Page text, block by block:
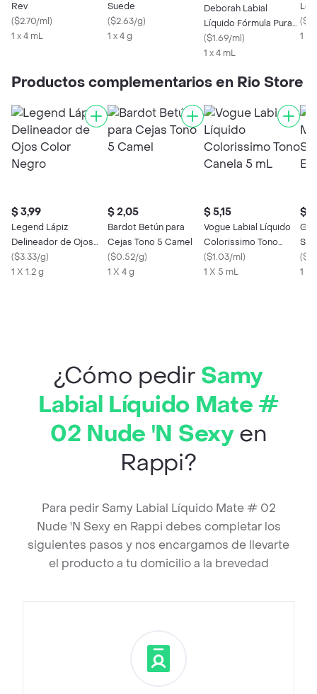
Rev
($2.70/ml)
1 x 4 mL
Suede
($2.63/g)
1 x 4 g
Deborah Labial
Líquido Fórmula Pura
Mat 02
($1.69/ml)
1 x 4 mL
(
1 x
Productos complementarios en Rio Store
$ 3,99
Legend Lápiz
Delineador de Ojos
Color Negro
($3.33/g)
1 X 1.2 g
$ 2,05
Bardot Betún para
Cejas Tono 5 Camel
($0.52/g)
1 X 4 g
$ 5,15
Vogue Labial Líquido
Colorissimo Tono
Canela 5 mL
($1.03/ml)
1 X 5 mL
$
(
1 x
¿Cómo pedir Samy
Labial Líquido Mate #
02 Nude 'N Sexyen
Rappi?
Para pedir Samy Labial Líquido Mate # 02
Nude 'N Sexy en Rappi debes completar los
siguientes pasos y nos encargamos de llevarte
el producto a tu domicilio a la brevedad